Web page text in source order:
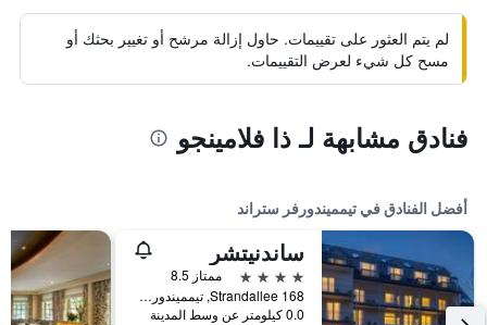
لم يتم العثور على تقييمات. حاول إزالة مرشح أو تغيير بحثك أو
مسح كل شيء لعرض التقييمات.
فنادق مشابهة لـ ذا فلامينجو
أفضل الفنادق في تيمميندورفر ستراند
ساندنيتشر
4 نجوم
ممتاز 8.5
Strandallee 168, تيمميندورفر ستراند, شليسفيغ-هولشتاين, ألمانيا
0.0 كيلومتر عن وسط المدينة